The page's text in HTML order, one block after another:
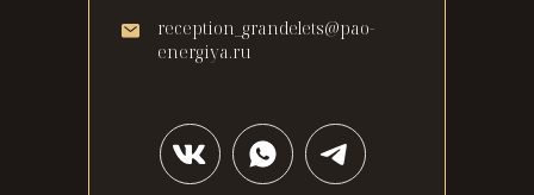
reception_grandelets@pao-
energiya.ru